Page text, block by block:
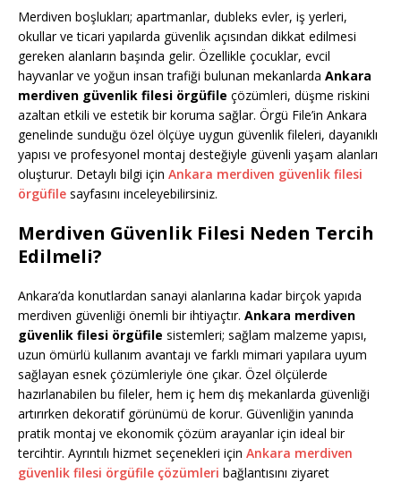
Merdiven boşlukları; apartmanlar, dubleks evler, iş yerleri,
okullar ve ticari yapılarda güvenlik açısından dikkat edilmesi
gereken alanların başında gelir. Özellikle çocuklar, evcil
hayvanlar ve yoğun insan trafiği bulunan mekanlarda Ankara
merdiven güvenlik filesi örgüfile çözümleri, düşme riskini
azaltan etkili ve estetik bir koruma sağlar. Örgü File’in Ankara
genelinde sunduğu özel ölçüye uygun güvenlik fileleri, dayanıklı
yapısı ve profesyonel montaj desteğiyle güvenli yaşam alanları
oluşturur. Detaylı bilgi için Ankara merdiven güvenlik filesi
örgüfile sayfasını inceleyebilirsiniz.
Merdiven Güvenlik Filesi Neden Tercih
Edilmeli?
Ankara’da konutlardan sanayi alanlarına kadar birçok yapıda
merdiven güvenliği önemli bir ihtiyaçtır. Ankara merdiven
güvenlik filesi örgüfile sistemleri; sağlam malzeme yapısı,
uzun ömürlü kullanım avantajı ve farklı mimari yapılara uyum
sağlayan esnek çözümleriyle öne çıkar. Özel ölçülerde
hazırlanabilen bu fileler, hem iç hem dış mekanlarda güvenliği
artırırken dekoratif görünümü de korur. Güvenliğin yanında
pratik montaj ve ekonomik çözüm arayanlar için ideal bir
tercihtir. Ayrıntılı hizmet seçenekleri için Ankara merdiven
güvenlik filesi örgüfile çözümleri bağlantısını ziyaret